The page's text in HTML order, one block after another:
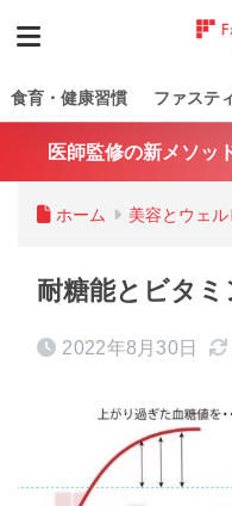
食育・健康習慣 ファステ
医師監修の新メソッ
ホーム 美容とウェ
耐糖能とビタミ
2022年8月30日